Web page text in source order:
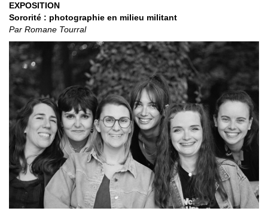
EXPOSITION
Sororité : photographie en milieu militant
Par Romane Tourral